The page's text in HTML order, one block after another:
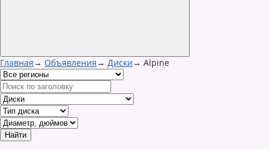
Главная→ Объявления→ Диски→ Alpine